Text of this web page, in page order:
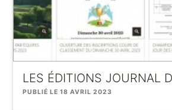
LES ÉDITIONS JOURNAL
PUBLIÉ LE 18 AVRIL 2023